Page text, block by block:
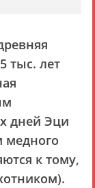
тыс. лет
дней Эци
медного
к тому,